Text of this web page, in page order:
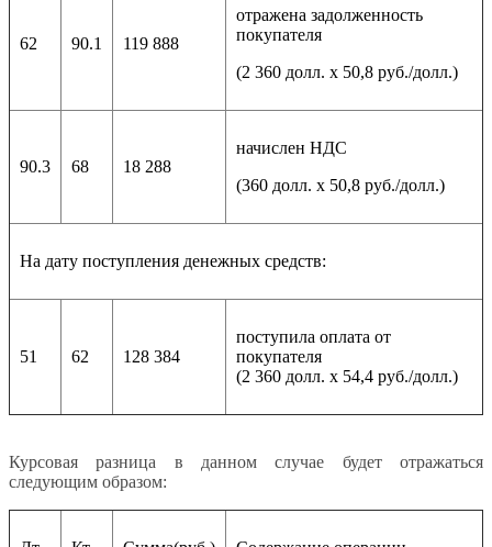
62 90.1 119 888
отражена задолженность
покупателя
(2 360 долл. х 50,8 руб./долл.)
90.3 68 18 288
начислен НДС
(360 долл. х 50,8 руб./долл.)
На дату поступления денежных средств:
51 62 128 384
поступила оплата от
покупателя
(2 360 долл. х 54,4 руб./долл.)
Курсовая разница в данном случае будет отражаться
следующим образом: